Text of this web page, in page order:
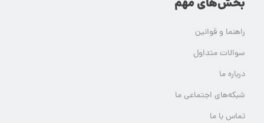
بخش‌های مهم
راهنما و قوانین
سوالات متداول
درباره ما
شبکه‌های اجتماعی ما
تماس با ما